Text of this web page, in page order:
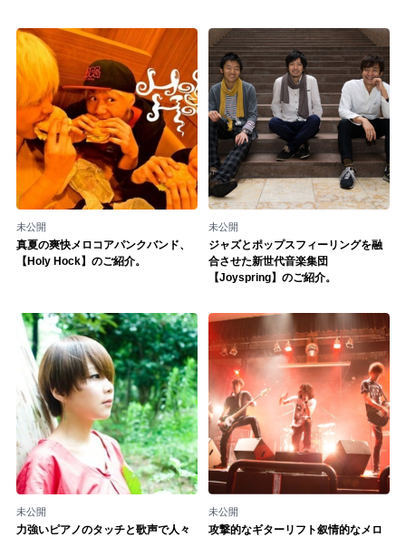
muevoコミュニティ
ぶいクラ！by muevo
ぶいコミュ！by muevo
ぶいマガ！ by muevo
Follow us
Official SNS
未公開
真夏の爽快メロコアパンクバンド、
【Holy Hock】のご紹介。
未公開
ジャズとポップスフィーリングを融
合させた新世代音楽集団
【Joyspring】のご紹介。
未公開
力強いピアノのタッチと歌声で人々
未公開
攻撃的なギターリフト叙情的なメロ